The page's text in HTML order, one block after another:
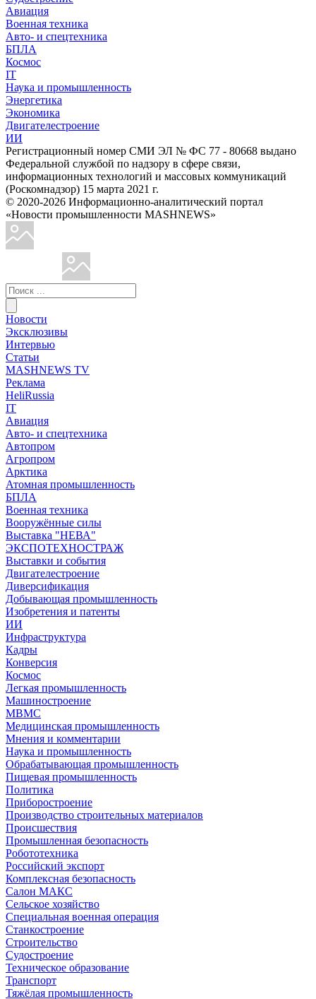
Авиация
Военная техника
Авто- и спецтехника
БПЛА
Космос
IT
Наука и промышленность
Энергетика
Экономика
Двигателестроение
ИИ
Регистрационный номер СМИ ЭЛ № ФС 77 - 80668 выдано
Федеральной службой по надзору в сфере связи,
информационных технологий и массовых коммуникаций
(Роскомнадзор) 15 марта 2021 г.
© 2020-2026 Информационно-аналитический портал
«Новости промышленности MASHNEWS»
Новости
Эксклюзивы
Интервью
Статьи
MASHNEWS TV
Реклама
HeliRussia
IT
Авиация
Авто- и спецтехника
Автопром
Агропром
Арктика
Атомная промышленность
БПЛА
Военная техника
Вооружённые силы
Выставка "НЕВА"
ЭКСПОТЕХНОСТРАЖ
Выставки и события
Двигателестроение
Диверсификация
Добывающая промышленность
Изобретения и патенты
ИИ
Инфраструктура
Кадры
Конверсия
Космос
Легкая промышленность
Машиностроение
МВМС
Медицинская промышленность
Мнения и комментарии
Наука и промышленность
Обрабатывающая промышленность
Пищевая промышленность
Политика
Приборостроение
Производство строительных материалов
Происшествия
Промышленная безопасность
Робототехника
Российский экспорт
Комплексная безопасность
Салон МАКС
Сельское хозяйство
Специальная военная операция
Станкостроение
Строительство
Судостроение
Техническое образование
Транспорт
Тяжёлая промышленность